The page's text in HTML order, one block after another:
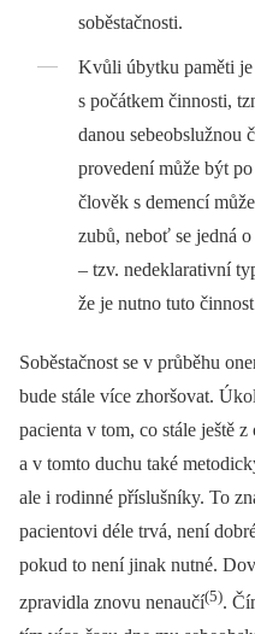
soběstačnosti.
Kvůli úbytku paměti je
s počátkem činnosti,
danou sebeobslužnou
provedení může být
člověk s demencí
zubů, neboť se jedná
–⁠ tzv. nedeklarativní
že je nutno tuto
Soběstačnost se v průběhu
bude stále více zhoršovat.
pacienta v tom, co stále ještě
a v tomto duchu také
ale i rodinné příslušníky. To
pacientovi déle trvá, není
pokud to není jinak nutné.
zpravidla znovu nenaučí(5).